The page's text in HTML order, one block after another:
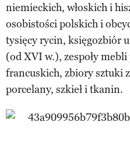
niemieckich, włoskich i
osobistości polskich i
tysięcy rycin, księgozbiór
(od XVI w.), zespoły
francuskich, zbiory sztuki
porcelany, szkieł i tkanin.